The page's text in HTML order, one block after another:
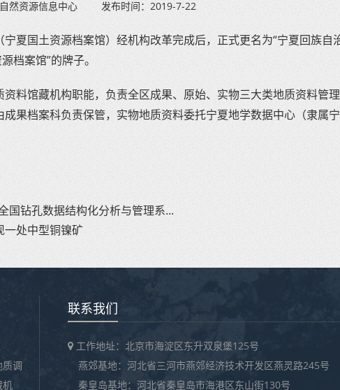
然资源信息中心 发布时间：2019-7-22
夏国土资源档案馆）经机构改革完成后，正式更名为“宁夏回族自
档案馆”的牌子。
料馆藏机构职能，负责全区成果、原始、实物三大类地质资料管理
果档案科负责保管，实物地质资料委托宁夏地学数据中心（隶属
国钻孔数据结构化分析与管理系...
一处中型铜镍矿
调
机
联系我们
工作地址：北京市海淀区东升双泉堡125号
燕郊基地：河北省三河市燕郊经济技术开发区燕灵路245号
秦皇岛基地：河北省秦皇岛市海港区东山街130号